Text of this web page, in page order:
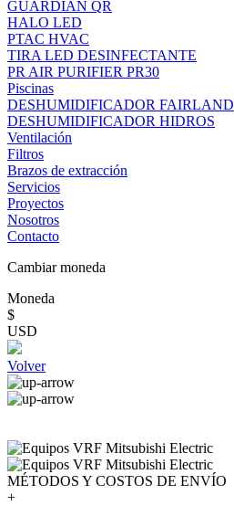
GUARDIAN QR
HALO LED
PTAC HVAC
TIRA LED DESINFECTANTE
PR AIR PURIFIER PR30
Piscinas
DESHUMIDIFICADOR FAIRLAND
DESHUMIDIFICADOR HIDROS
Ventilación
Filtros
Brazos de extracción
Servicios
Proyectos
Nosotros
Contacto
Cambiar moneda
Moneda
$
USD
Volver
MÉTODOS Y COSTOS DE ENVÍO
+